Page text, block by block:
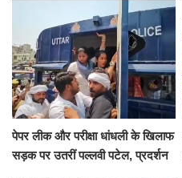
पेपर लीक और परीक्षा धांधली के खिलाफ
सड़क पर उतरीं पल्लवी पटेल, प्रदर्शन